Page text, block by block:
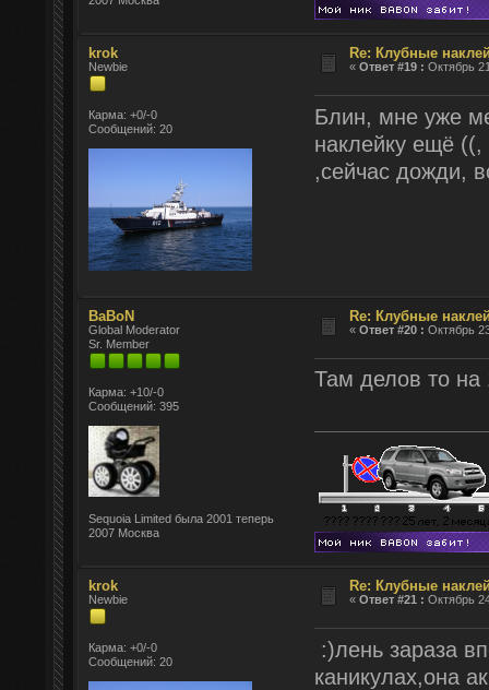
krok
Newbie
Карма: +0/-0
Сообщений: 20
Re: Клубные
«Ответ #19 : Октябрь
Блин, мне уже
наклейку ещё ((,
,сейчас дожди,
BaBoN
Global Moderator
Sr. Member
Карма: +10/-0
Сообщений: 395
Sequoia Limited была 2001 теперь
2007 Москва
Re: Клубные
«Ответ #20 : Октябрь
Там делов то
krok
Newbie
Карма: +0/-0
Сообщений: 20
Re: Клубные
«Ответ #21 : Октябрь
:)лень зараза
каникулах,она